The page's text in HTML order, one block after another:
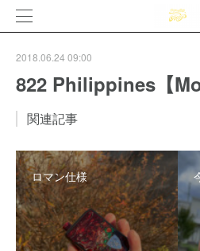
2018.06.24 09:00
822 Philippines【
関連記事
ロマン仕様